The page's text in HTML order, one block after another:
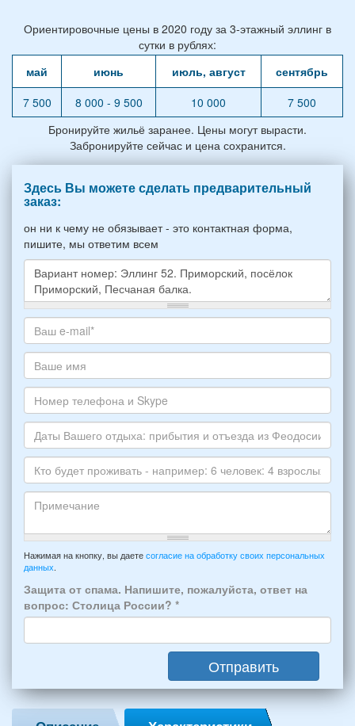
Ориентировочные цены в 2020 году за 3-этажный эллинг в
сутки в рублях:
май
июнь июль, август
сентябрь
7 500
8 000 - 9 500 10 000
7 500
Бронируйте жильё заранее. Цены могут вырасти.
Забронируйте сейчас и цена сохранится.
Здесь Вы можете сделать предварительный
заказ:
он ни к чему не обязывает - это контактная форма,
пишите, мы ответим всем
Какое
жилье
хотите
снять,
укажите
пожалуйста
НОМЕР
варианта:
*
Ваш
адрес
электронной
почты
*
Ваше
имя
Номер
телефона
и
Skype
Даты
Вашего
отдыха:
прибытия
отъезда
из
Феодосии:
*
Кто
будет
-
например:
6
человек:
4
взрослых
и
2
Примечание
Нажимая на кнопку, вы даете согласие на обработку своих персональных
данных.
Защита от спама. Напишите, пожалуйста, ответ на
вопрос: Столица России? *
Отправить